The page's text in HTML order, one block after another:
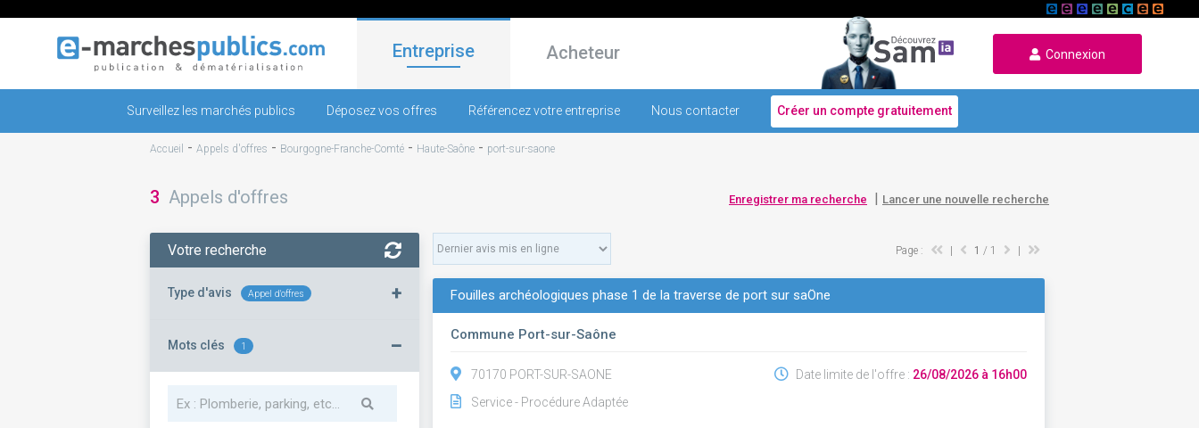
Entreprise Acheteur Connexion
Surveillez les marchés publics Déposez vos offres Référencez votre entreprise Nous contacter Créer un compte gratuitement
Accueil - Appels d'offres - Bourgogne-Franche-Comté - Haute-Saône - port-sur-saone
3 Appels d'offres Enregistrer ma recherche | Lancer une nouvelle recherche
Votre recherche
Type d'avis Appel d'offres +
Mots clés 1 –
Page : 1 / 1
Fouilles archéologiques phase 1 de la traverse de port sur saÔne
Commune Port-sur-Saône
70170 PORT-SUR-SAONE
Service - Procédure Adaptée
Date limite de l'offre : 26/08/2026 à 16h00